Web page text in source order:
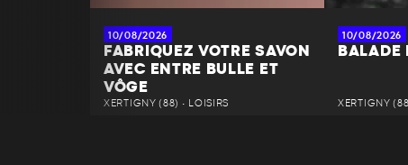
10/08/2026
FABRIQUEZ VOTRE SAVON
AVEC ENTRE BULLE ET
VÔGE
XERTIGNY (88) • LOISIRS
10/08/2026
BALADE
XERTIGNY